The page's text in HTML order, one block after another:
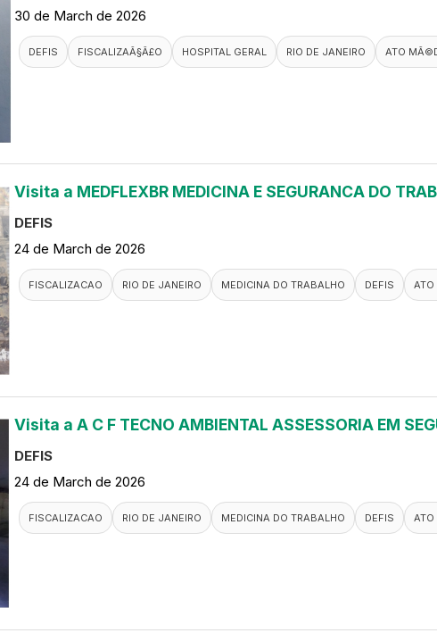
30 de March de 2026
DEFIS FISCALIZAÃ§Ã£O HOSPITAL GERAL RIO DE JANEIRO ATO
Visita a MEDFLEXBR MEDICINA E SEGURANCA DO
DEFIS
24 de March de 2026
FISCALIZACAO RIO DE JANEIRO MEDICINA DO TRABALHO DEFIS ATO
Visita a A C F TECNO AMBIENTAL ASSESSORIA EM
DEFIS
24 de March de 2026
FISCALIZACAO RIO DE JANEIRO MEDICINA DO TRABALHO DEFIS ATO